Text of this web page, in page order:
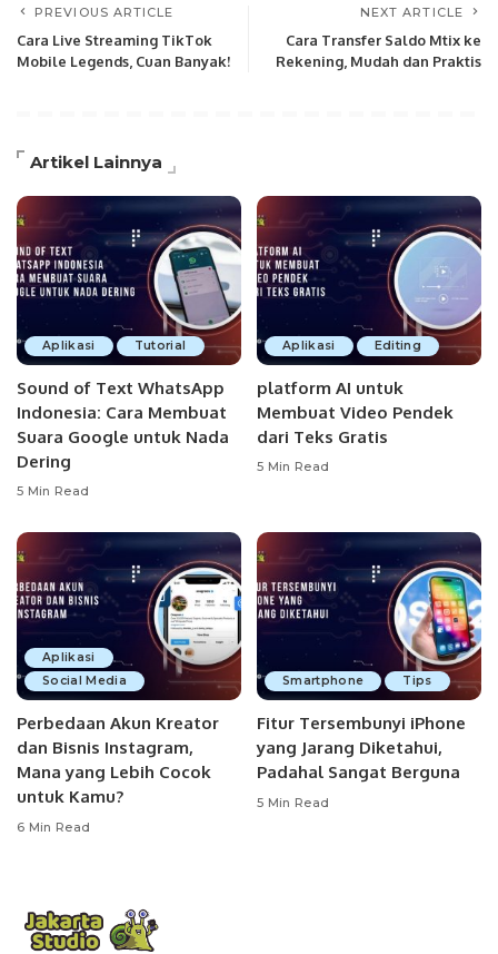
PREVIOUS ARTICLE
Cara Live Streaming TikTok
Mobile Legends, Cuan Banyak!
NEXT ARTICLE
Cara Transfer Saldo Mtix ke
Rekening, Mudah dan Praktis
Artikel Lainnya
Aplikasi Tutorial
Sound of Text WhatsApp
Indonesia: Cara Membuat
Suara Google untuk Nada
Dering
5 Min Read
Aplikasi Editing
platform AI untuk
Membuat Video Pendek
dari Teks Gratis
5 Min Read
Aplikasi
Social Media
Perbedaan Akun Kreator
dan Bisnis Instagram,
Mana yang Lebih Cocok
untuk Kamu?
6 Min Read
Smartphone Tips
Fitur Tersembunyi iPhone
yang Jarang Diketahui,
Padahal Sangat Berguna
5 Min Read